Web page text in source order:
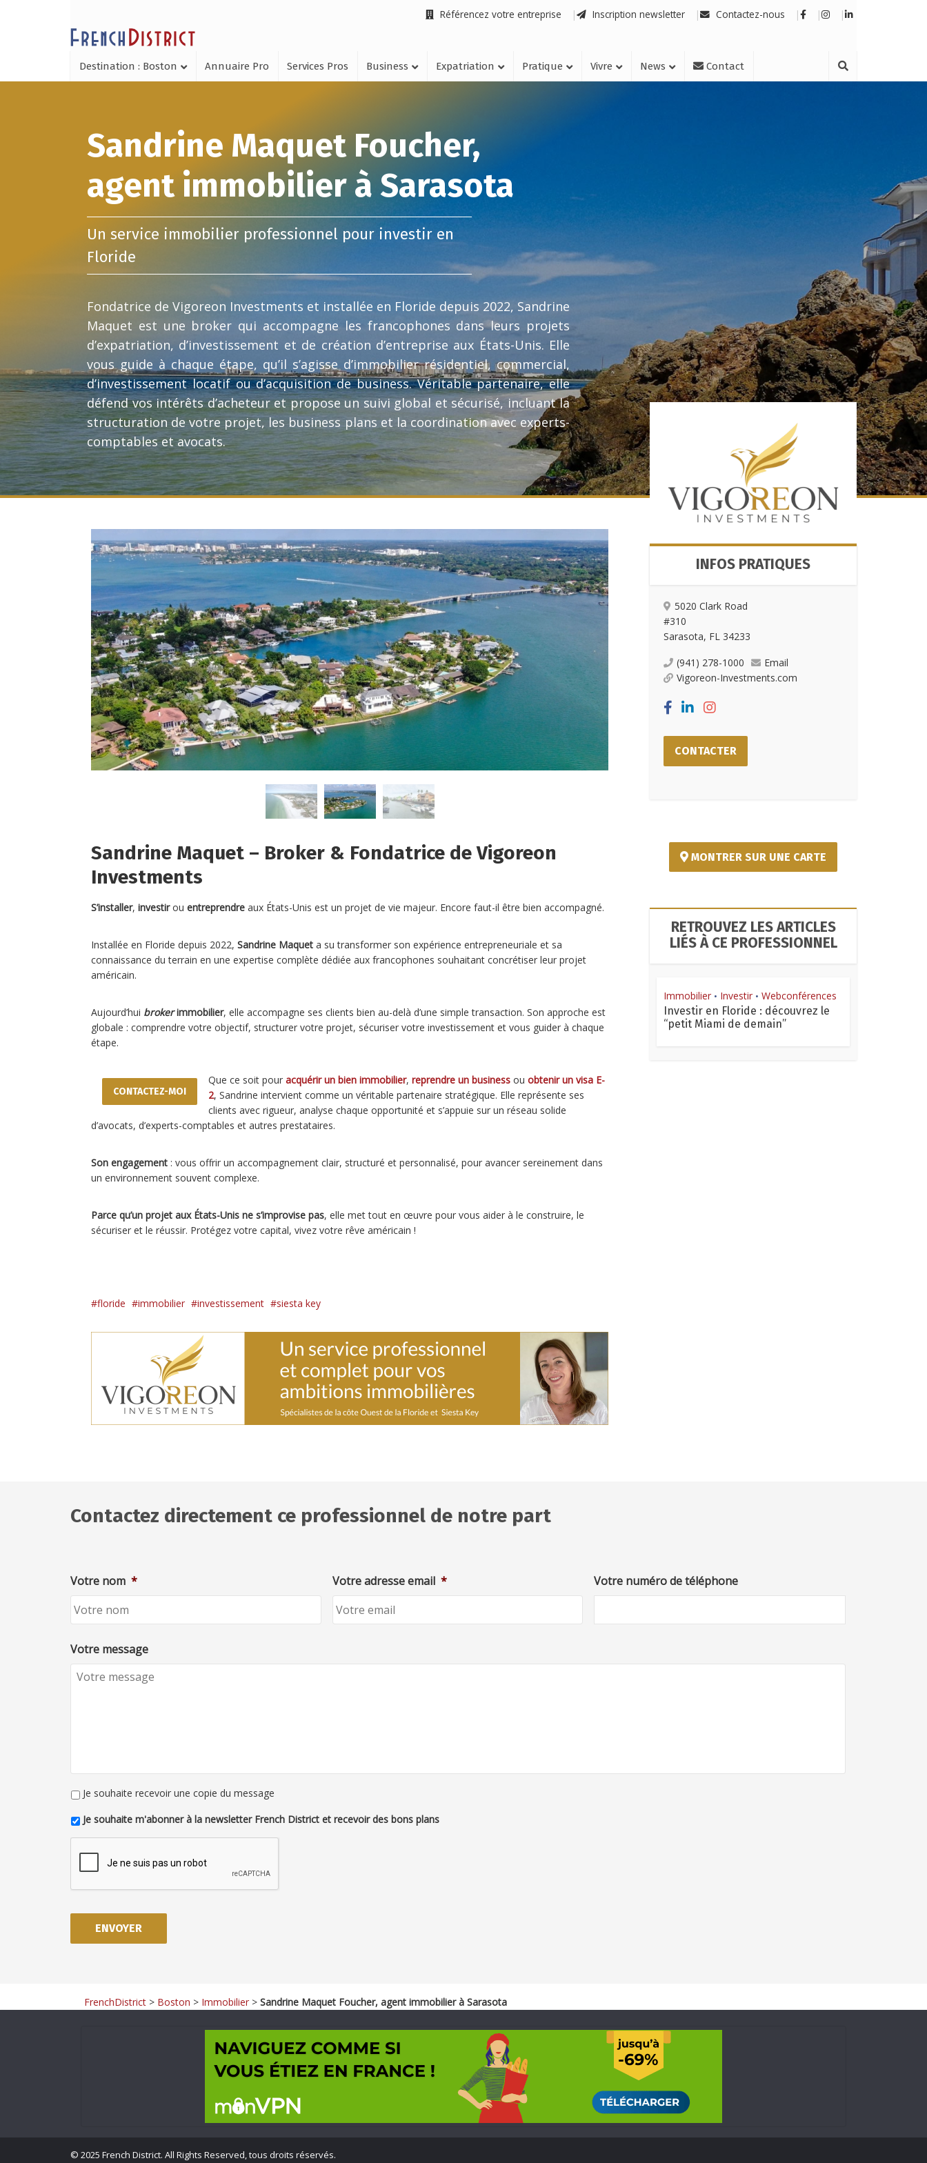
Référencez votre entreprise Inscription newsletter Contactez-nous
Destination : Boston Annuaire Pro Services Pros Business Expatriation Pratique Vivre News Contact
Sandrine Maquet Foucher,
agent immobilier à Sarasota
Un service immobilier professionnel pour investir en
Floride
Fondatrice de Vigoreon Investments et installée en Floride depuis 2022, Sandrine
Maquet est une broker qui accompagne les francophones dans leurs projets
d’expatriation, d’investissement et de création d’entreprise aux États-Unis. Elle
vous guide à chaque étape, qu’il s’agisse d’immobilier résidentiel, commercial,
d’investissement locatif ou d’acquisition de business. Véritable partenaire, elle
défend vos intérêts d’acheteur et propose un suivi global et sécurisé, incluant la
structuration de votre projet, les business plans et la coordination avec experts-
comptables et avocats.
Sandrine Maquet – Broker & Fondatrice de Vigoreon
Investments
S’installer, investirou entreprendre aux États-Unis est un projet de vie majeur. Encore faut-il être bien accompagné.
Installée en Floride depuis 2022, Sandrine Maquet a su transformer son expérience entrepreneuriale et sa
connaissance du terrain en une expertise complète dédiée aux francophones souhaitant concrétiser leur projet
américain.
Aujourd’hui brokerimmobilier, elle accompagne ses clients bien au-delà d’une simple transaction. Son approche est
globale : comprendre votre objectif, structurer votre projet, sécuriser votre investissement et vous guider à chaque
étape.
CONTACTEZ-MOI
Que ce soit pour acquérir un bien immobilier, reprendre un business ou obtenir un visa E-
2, Sandrine intervient comme un véritable partenaire stratégique. Elle représente ses
clients avec rigueur, analyse chaque opportunité et s’appuie sur un réseau solide
d’avocats, d’experts-comptables et autres prestataires.
Son engagement : vous offrir un accompagnement clair, structuré et personnalisé, pour avancer sereinement dans
un environnement souvent complexe.
Parce qu’un projet aux États-Unis ne s’improvise pas, elle met tout en œuvre pour vous aider à le construire, le
sécuriser et le réussir. Protégez votre capital, vivez votre rêve américain !
floride immobilier investissement siesta key
INFOS PRATIQUES
5020 Clark Road
#310
Sarasota, FL 34233
(941) 278-1000
Email
Vigoreon-Investments.com
CONTACTER
MONTRER SUR UNE CARTE
RETROUVEZ LES ARTICLES
LIÉS À CE PROFESSIONNEL
Immobilier • Investir • Webconférences
Investir en Floride : découvrez le
“petit Miami de demain”
Contactez directement ce professionnel de notre part
Votre nom * Votre adresse email * Votre numéro de téléphone
Votre message
Je souhaite recevoir une copie du message
Je souhaite m'abonner à la newsletter French District et recevoir des bons plans
FrenchDistrict > Boston > Immobilier > Sandrine Maquet Foucher, agent immobilier à Sarasota
© 2025 French District. All Rights Reserved, tous droits réservés.